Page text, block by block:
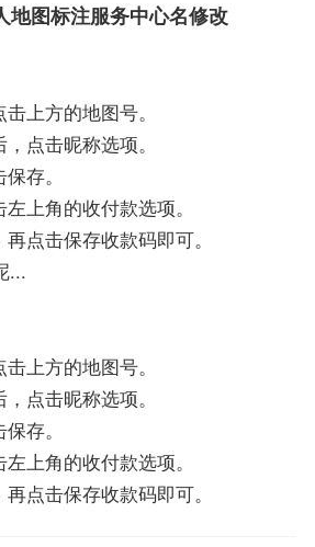
地图标注服务中心名修改
上方的地图号。
点击昵称选项。
存。
上角的收付款选项。
点击保存收款码即可。
...
上方的地图号。
点击昵称选项。
存。
上角的收付款选项。
点击保存收款码即可。